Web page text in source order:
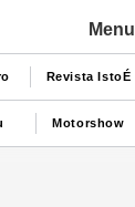
Menu
Revista IstoÉ
Motorshow